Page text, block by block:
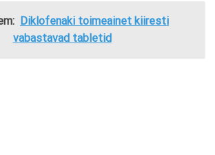
Diklofenaki toimeainet kiiresti
vabastavad tabletid